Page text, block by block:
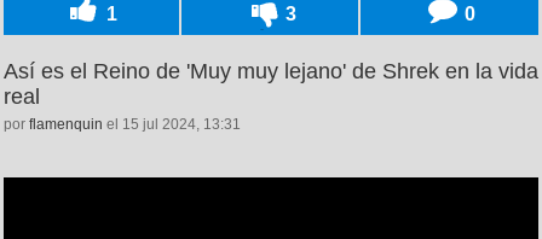
1 3 0
Así es el Reino de 'Muy muy lejano' de Shrek en la vida
real
por flamenquin el 15 jul 2024, 13:31